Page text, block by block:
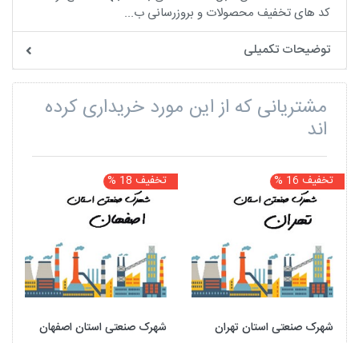
کد های تخفیف محصولات و بروزرسانی ب...
توضیحات تکمیلی
مشتریانی که از این مورد خریداری کرده
اند
تخفیف 16 %
شهرک صنعتی استان تهران
تخفیف 18 %
شهرک صنعتی استان اصفهان